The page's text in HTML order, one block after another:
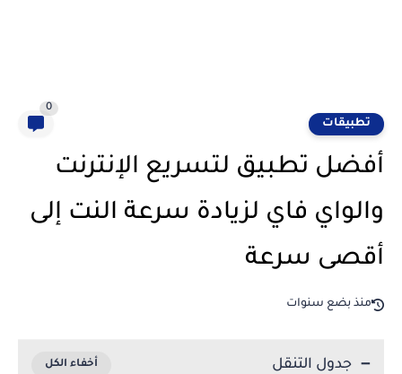
تطبيقات
0
أفضل تطبيق لتسريع الإنترنت
والواي فاي لزيادة سرعة النت إلى
أقصى سرعة
منذ بضع سنوات
جدول التنقل